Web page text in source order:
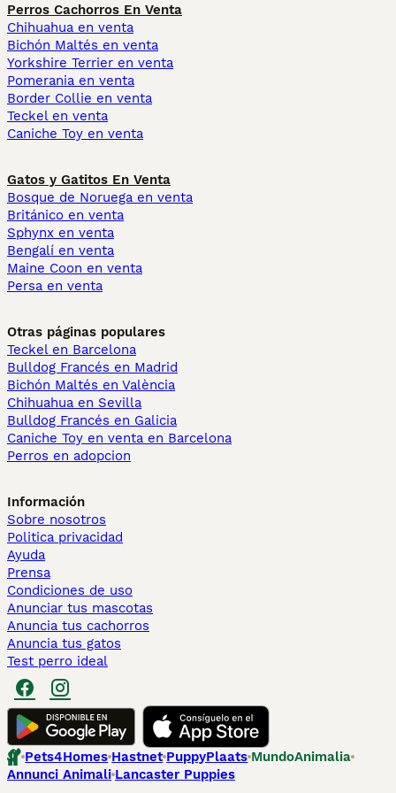
Perros Cachorros En Venta
Chihuahua en venta
Bichón Maltés en venta
Yorkshire Terrier en venta
Pomerania en venta
Border Collie en venta
Teckel en venta
Caniche Toy en venta
Gatos y Gatitos En Venta
Bosque de Noruega en venta
Británico en venta
Sphynx en venta
Bengalí en venta
Maine Coon en venta
Persa en venta
Otras páginas populares
Teckel en Barcelona
Bulldog Francés en Madrid
Bichón Maltés en València
Chihuahua en Sevilla
Bulldog Francés en Galicia
Caniche Toy en venta en Barcelona
Perros en adopcion
Información
Sobre nosotros
Politica privacidad
Ayuda
Prensa
Condiciones de uso
Anunciar tus mascotas
Anuncia tus cachorros
Anuncia tus gatos
Test perro ideal
Pets4Homes Hastnet PuppyPlaats MundoAnimalia
Annunci Animali Lancaster Puppies